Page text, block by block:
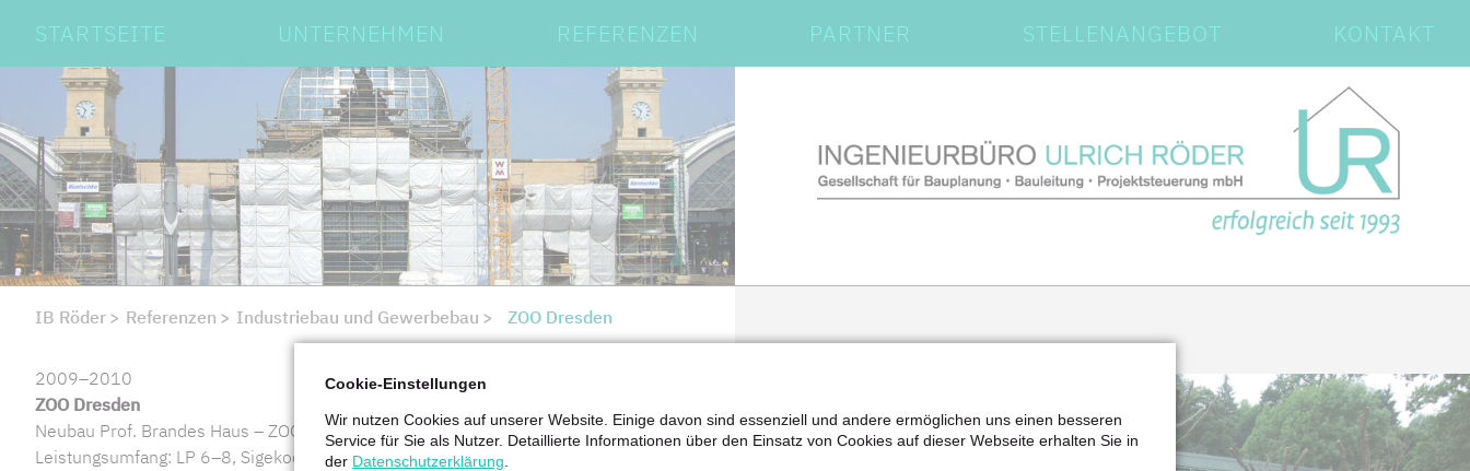
überspringen
STARTSEITE UNTERNEHMEN REFERENZEN PARTNER STELLENANGEBOT KONTAKT
IB Röder Referenzen Industriebau und Gewerbebau ZOO Dresden
2009–2010
ZOO Dresden
Neubau Prof. Brandes Haus – ZOO Dresden
Leistungsumfang: LP 6–8, Sigekoord.
Cookie-Einstellungen
Wir nutzen Cookies auf unserer Website. Einige davon sind essenziell und andere ermöglichen uns einen besseren
Service für Sie als Nutzer. Detaillierte Informationen über den Einsatz von Cookies auf dieser Webseite erhalten Sie in
der Datenschutzerklärung